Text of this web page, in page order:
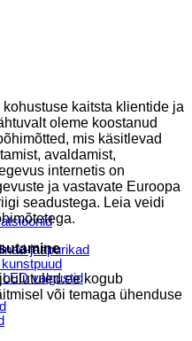
jääpurikad
valgustid
kaitsta klientide ja
oleme koostanud
mis käsitlevad
avaldamist,
internetis on
ja vastavate Euroopa
seadustega. Leia veidi
kogub
või temaga ühenduse